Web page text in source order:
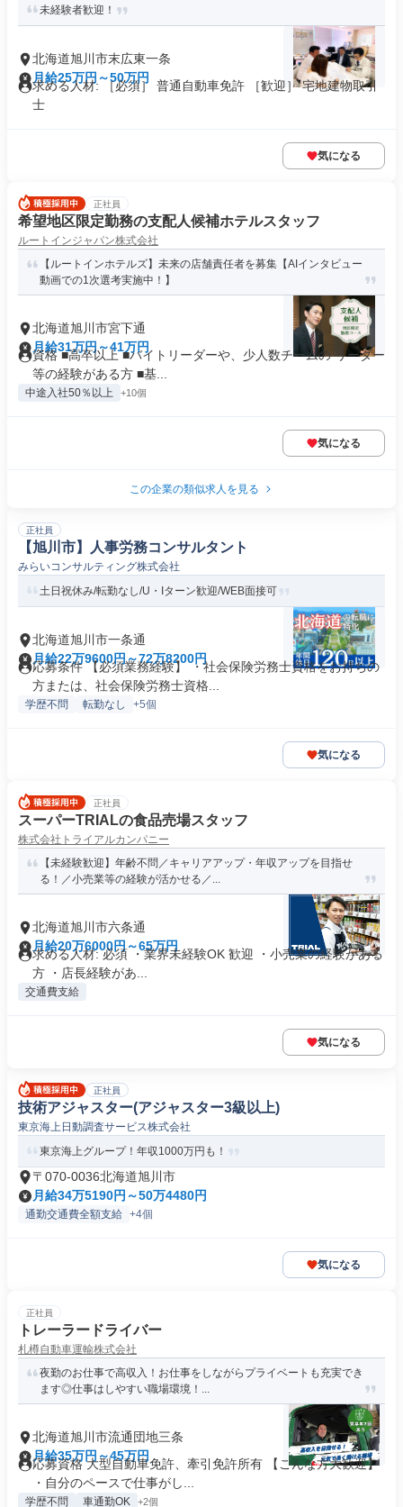
未経験者歓迎！
北海道旭川市末広東一条
月給25万円～50万円
求める人材: ［必須］ 普通自動車免許 ［歓迎］ 宅地建物取引
士
気になる
正社員
希望地区限定勤務の支配人候補ホテルスタッフ
ルートインジャパン株式会社
【ルートインホテルズ】未来の店舗責任者を募集【AIインタビュー
動画での1次選考実施中！】
北海道旭川市宮下通
月給31万円～41万円
資格 ■高卒以上 ■バイトリーダーや、少人数チームの リーダー
等の経験がある方 ■基...
中途入社50％以上 +10個
気になる
この企業の類似求人を見る
正社員
【旭川市】人事労務コンサルタント
みらいコンサルティング株式会社
土日祝休み/転勤なし/U・Iターン歓迎/WEB面接可
北海道旭川市一条通
月給22万9600円～72万8200円
応募条件 【必須業務経験】 ・社会保険労務士資格をお持ちの
方または、社会保険労務士資格...
学歴不問 転勤なし +5個
気になる
正社員
スーパーTRIALの食品売場スタッフ
株式会社トライアルカンパニー
【未経験歓迎】年齢不問／キャリアアップ・年収アップを目指せ
る！／小売業等の経験が活かせる／...
北海道旭川市六条通
月給20万6000円～65万円
求める人材: 必須 ・業界未経験OK 歓迎 ・小売業の経験がある
方 ・店長経験があ...
交通費支給
気になる
正社員
技術アジャスター(アジャスター3級以上)
東京海上日動調査サービス株式会社
東京海上グループ！年収1000万円も！
〒070-0036北海道旭川市
月給34万5190円～50万4480円
通勤交通費全額支給 +4個
気になる
正社員
トレーラードライバー
札樽自動車運輸株式会社
夜勤のお仕事で高収入！お仕事をしながらプライベートも充実でき
ます◎仕事はしやすい職場環境！...
北海道旭川市流通団地三条
月給35万円～45万円
応募資格 大型自動車免許、牽引免許所有 【こんな方大歓迎】
・自分のペースで仕事がし...
学歴不問 車通勤OK +2個